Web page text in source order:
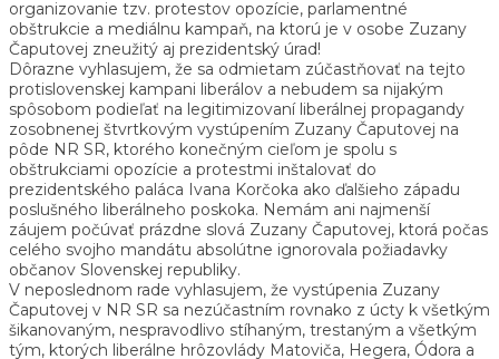
organizovanie tzv. protestov opozície, parlamentné
obštrukcie a mediálnu kampaň, na ktorú je v osobe Zuzany
Čaputovej zneužitý aj prezidentský úrad!
Dôrazne vyhlasujem, že sa odmietam zúčastňovať na tejto
protislovenskej kampani liberálov a nebudem sa nijakým
spôsobom podieľať na legitimizovaní liberálnej propagandy
zosobnenej štvrtkovým vystúpením Zuzany Čaputovej na
pôde NR SR, ktorého konečným cieľom je spolu s
obštrukciami opozície a protestmi inštalovať do
prezidentského paláca Ivana Korčoka ako ďalšieho západu
poslušného liberálneho poskoka. Nemám ani najmenší
záujem počúvať prázdne slová Zuzany Čaputovej, ktorá počas
celého svojho mandátu absolútne ignorovala požiadavky
občanov Slovenskej republiky.
V neposlednom rade vyhlasujem, že vystúpenia Zuzany
Čaputovej v NR SR sa nezúčastním rovnako z úcty k všetkým
šikanovaným, nespravodlivo stíhaným, trestaným a všetkým
tým, ktorých liberálne hrôzovlády Matoviča, Hegera, Ódora a